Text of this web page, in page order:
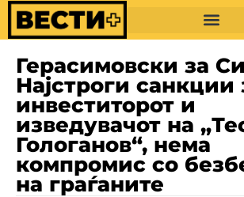
Герасимовски за
Најстроги санкции
инвеститорот и
изведувачот на
Гологанов“, нема
компромис со
на граѓаните